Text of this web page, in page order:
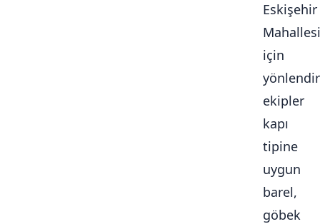
Eskişehir
Mahallesi
için
ekipler
kapı
tipine
uygun
barel,
göbek